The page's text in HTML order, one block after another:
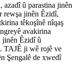
azadî û parastina jinên
rewşa jinên Êzidî,
têkoşînê nîqaş
avakirina
jinên Êzidî û
TAJÊ ji wê rojê ve
Şengalê de xwedî